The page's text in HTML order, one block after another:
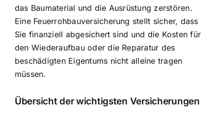
das Baumaterial und die Ausrüstung zerstören.
Eine Feuerrohbauversicherung stellt sicher, dass
Sie finanziell abgesichert sind und die Kosten für
den Wiederaufbau oder die Reparatur des
beschädigten Eigentums nicht alleine tragen
müssen.
Übersicht der wichtigsten Versicherungen